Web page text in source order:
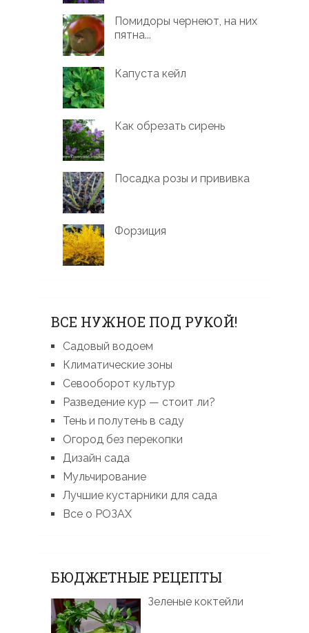
Помидоры чернеют, на них
пятна...
Капуста кейл
Как обрезать сирень
Посадка розы и прививка
Форзиция
ВСЕ НУЖНОЕ ПОД РУКОЙ!
Садовый водоем
Климатические зоны
Севооборот культур
Разведение кур — стоит ли?
Тень и полутень в саду
Огород без перекопки
Дизайн сада
Мульчирование
Лучшие кустарники для сада
Все о РОЗАХ
БЮДЖЕТНЫЕ РЕЦЕПТЫ
Зеленые коктейли